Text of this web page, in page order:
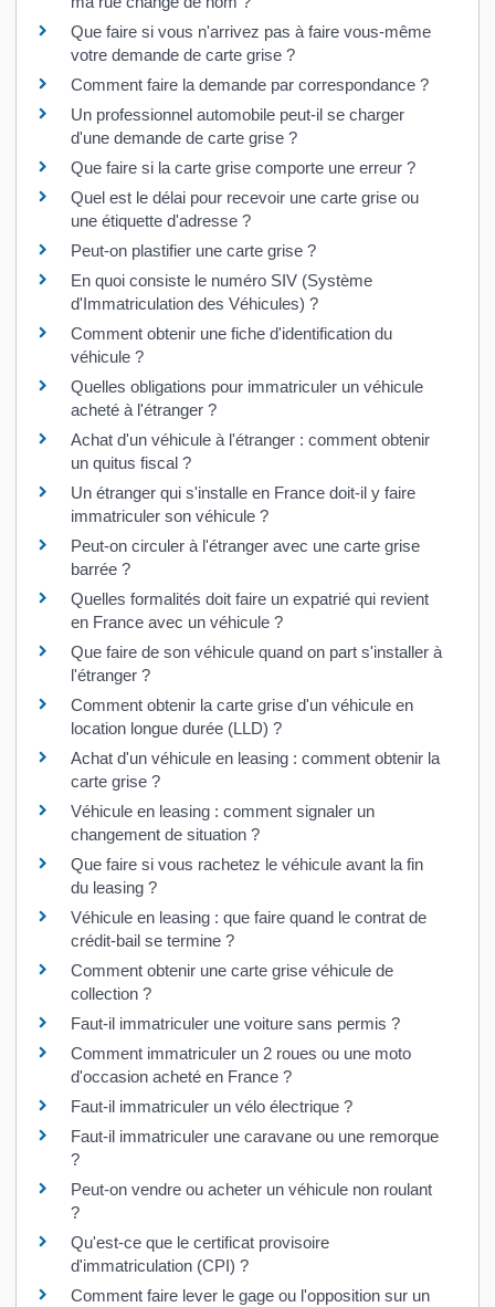
Que faire si vous n'arrivez pas à faire vous-même
votre demande de carte grise ?
Comment faire la demande par correspondance ?
Un professionnel automobile peut-il se charger
d'une demande de carte grise ?
Que faire si la carte grise comporte une erreur ?
Quel est le délai pour recevoir une carte grise ou
une étiquette d'adresse ?
Peut-on plastifier une carte grise ?
En quoi consiste le numéro SIV (Système
d'Immatriculation des Véhicules) ?
Comment obtenir une fiche d'identification du
véhicule ?
Quelles obligations pour immatriculer un véhicule
acheté à l'étranger ?
Achat d'un véhicule à l'étranger : comment obtenir
un quitus fiscal ?
Un étranger qui s'installe en France doit-il y faire
immatriculer son véhicule ?
Peut-on circuler à l'étranger avec une carte grise
barrée ?
Quelles formalités doit faire un expatrié qui revient
en France avec un véhicule ?
Que faire de son véhicule quand on part s'installer à
l'étranger ?
Comment obtenir la carte grise d'un véhicule en
location longue durée (LLD) ?
Achat d'un véhicule en leasing : comment obtenir la
carte grise ?
Véhicule en leasing : comment signaler un
changement de situation ?
Que faire si vous rachetez le véhicule avant la fin
du leasing ?
Véhicule en leasing : que faire quand le contrat de
crédit-bail se termine ?
Comment obtenir une carte grise véhicule de
collection ?
Faut-il immatriculer une voiture sans permis ?
Comment immatriculer un 2 roues ou une moto
d'occasion acheté en France ?
Faut-il immatriculer un vélo électrique ?
Faut-il immatriculer une caravane ou une remorque
?
Peut-on vendre ou acheter un véhicule non roulant
?
Qu'est-ce que le certificat provisoire
d'immatriculation (CPI) ?
Comment faire lever le gage ou l'opposition sur un